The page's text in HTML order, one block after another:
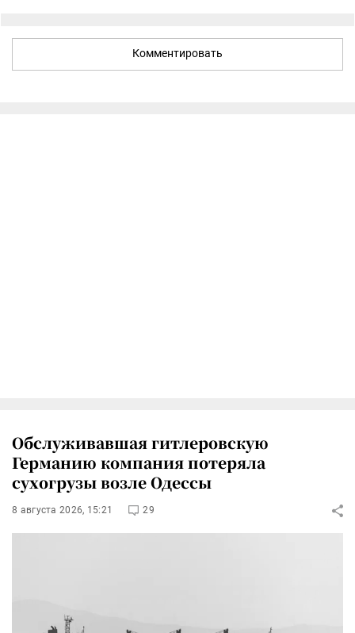
Комментировать
Обслуживавшая гитлеровскую
Германию компания потеряла
сухогрузы возле Одессы
8 августа 2026, 15:21 29